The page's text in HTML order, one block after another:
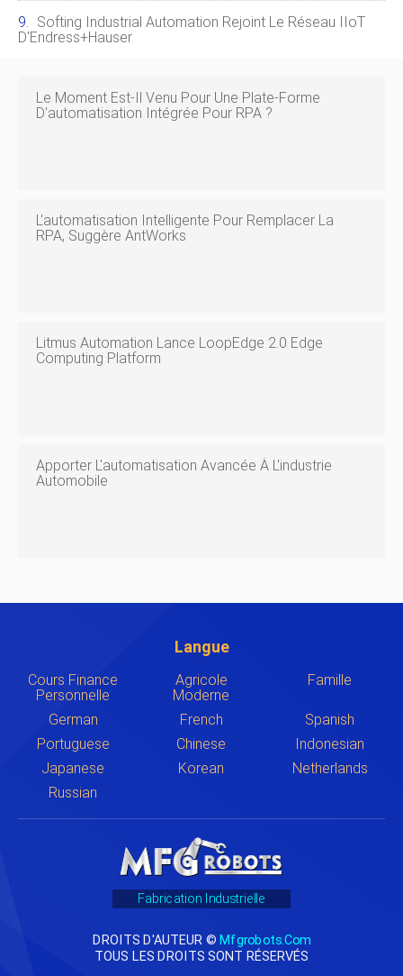
Softing Industrial Automation Rejoint Le Réseau IIoT
D'Endress+Hauser
Le Moment Est-Il Venu Pour Une Plate-Forme
D'automatisation Intégrée Pour RPA ?
L'automatisation Intelligente Pour Remplacer La
RPA, Suggère AntWorks
Litmus Automation Lance LoopEdge 2.0 Edge
Computing Platform
Apporter L'automatisation Avancée À L'industrie
Automobile
Langue
Cours Finance
Personnelle
Agricole
Moderne
Famille
German French
Spanish
Portuguese
Chinese
Indonesian
Japanese
Korean
Netherlands
Russian
Fabrication Industrielle
DROITS D'AUTEUR © Mfgrobots.com
TOUS LES DROITS SONT RÉSERVÉS